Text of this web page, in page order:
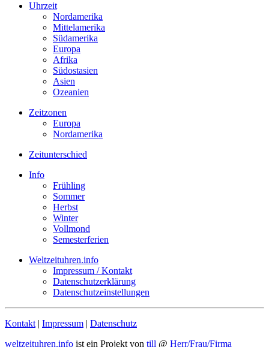
Uhrzeit
Nordamerika
Mittelamerika
Südamerika
Europa
Afrika
Südostasien
Asien
Ozeanien
Zeitzonen
Europa
Nordamerika
Zeitunterschied
Info
Frühling
Sommer
Herbst
Winter
Vollmond
Semesterferien
Weltzeituhren.info
Impressum / Kontakt
Datenschutzerklärung
Datenschutzeinstellungen
Kontakt | Impressum | Datenschutz
weltzeituhren.info ist ein Projekt von till @ Herr/Frau/Firma